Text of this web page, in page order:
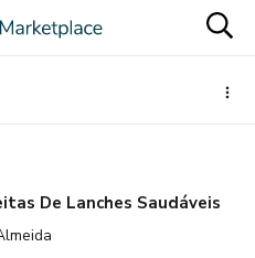
De Lanches Saudáveis